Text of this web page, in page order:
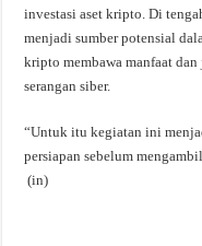
investasi aset kripto. Di
menjadi sumber potensial
kripto membawa manfaat
serangan siber.
“Untuk itu kegiatan ini
persiapan sebelum
(in)